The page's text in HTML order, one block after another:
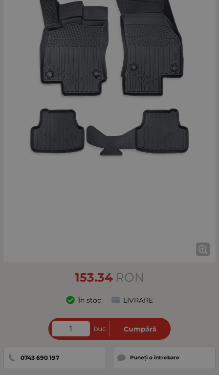
153.34 RON
În stoc LIVRARE
buc Cumpără
0743 690 197 Puneți o întrebare